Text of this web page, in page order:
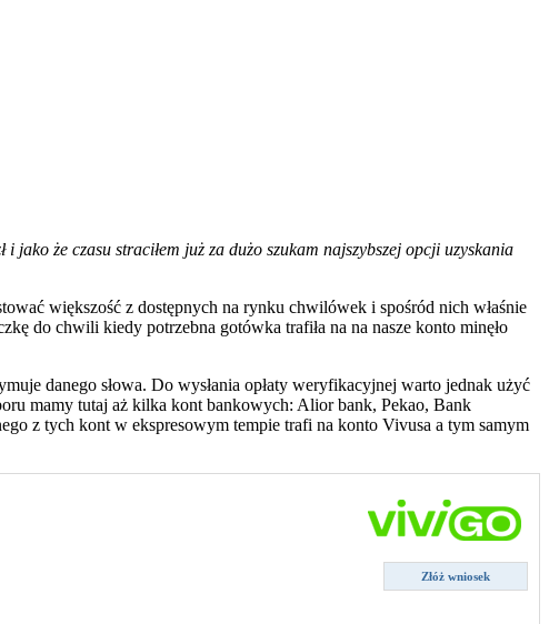
że czasu straciłem już za dużo szukam najszybszej opcji uzyskania
większość z dostępnych na rynku chwilówek i spośród nich właśnie
do chwili kiedy potrzebna gotówka trafiła na na nasze konto minęło
danego słowa. Do wysłania opłaty weryfikacyjnej warto jednak użyć
mamy tutaj aż kilka kont bankowych: Alior bank, Pekao, Bank
z tych kont w ekspresowym tempie trafi na konto Vivusa a tym samym
Złóż wniosek